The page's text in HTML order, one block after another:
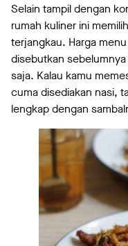
Selain tampil dengan
rumah kuliner ini
terjangkau. Harga
disebutkan
saja. Kalau kamu
cuma disediakan nasi,
lengkap dengan